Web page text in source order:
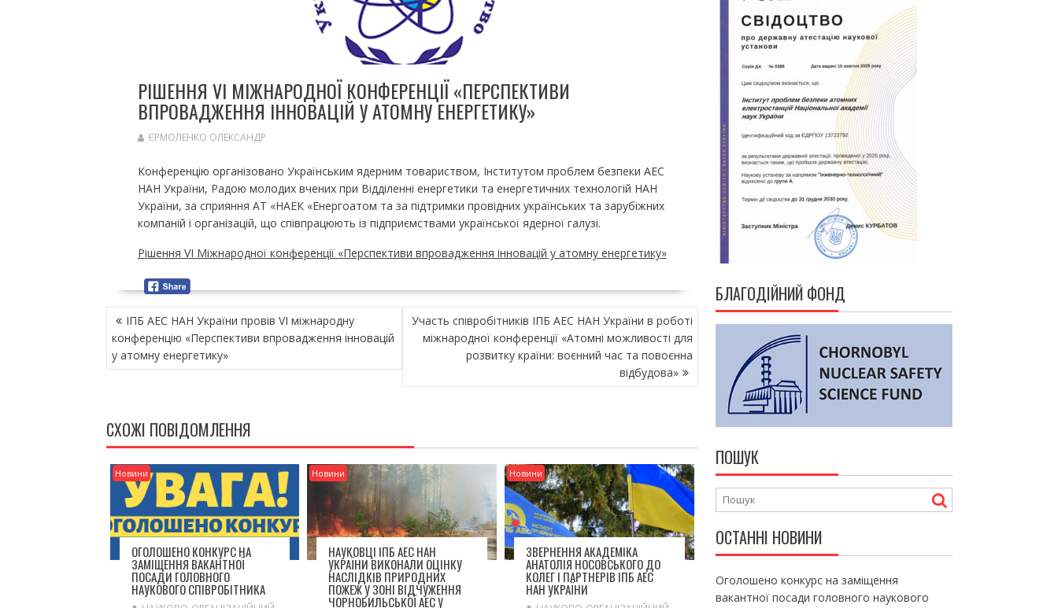
РІШЕННЯ VІ МІЖНАРОДНОЇ КОНФЕРЕНЦІЇ «ПЕРСПЕКТИВИ
ВПРОВАДЖЕННЯ ІННОВАЦІЙ У АТОМНУ ЕНЕРГЕТИКУ»
ЄРМОЛЕНКО ОЛЕКСАНДР
Конференцію організовано Українським ядерним товариством, Інститутом проблем безпеки АЕС
НАН України, Радою молодих вчених при Відділенні енергетики та енергетичних технологій НАН
України, за сприяння АТ «НАЕК «Енергоатом та за підтримки провідних українських та зарубіжних
компаній і організацій, що співпрацюють із підприємствами української ядерної галузі.
Рішення VІ Міжнародної конференції «Перспективи впровадження інновацій у атомну енергетику»
Н
А
В
І
Ц
І
Я
З
А
И
С
ІПБ АЕС НАН України провів VI міжнародну
конференцію «Перспективи впровадження інновацій
у атомну енергетику»
Участь співробітників ІПБ АЕС НАН України в роботі
міжнародної конференції «Атомні можливості для
розвитку країни: воєнний час та повоєнна
відбудова»
СХОЖІ ПОВІДОМЛЕННЯ
Новини
ОГОЛОШЕНО КОНКУРС НА
ЗАМІЩЕННЯ ВАКАНТНОЇ
ПОСАДИ ГОЛОВНОГО
НАУКОВОГО СПІВРОБІТНИКА
Новини
НАУКОВЦІ ІПБ АЕС НАН
УКРАЇНИ ВИКОНАЛИ ОЦІНКУ
НАСЛІДКІВ ПРИРОДНИХ
ПОЖЕЖ У ЗОНІ ВІДЧУЖЕННЯ
ЧОРНОБИЛЬСЬКОЇ АЕС У
Новини
ЗВЕРНЕННЯ АКАДЕМІКА
АНАТОЛІЯ НОСОВСЬКОГО ДО
КОЛЕГ І ПАРТНЕРІВ ІПБ АЕС
НАН УКРАЇНИ
БЛАГОДІЙНИЙ ФОНД
ПОШУК
ОСТАННІ НОВИНИ
Оголошено конкурс на заміщення
вакантної посади головного наукового